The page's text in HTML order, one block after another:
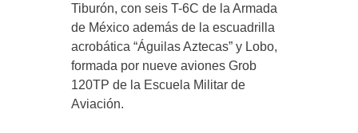
Tiburón, con seis T-6C de la Armada
de México además de la escuadrilla
acrobática “Águilas Aztecas” y Lobo,
formada por nueve aviones Grob
120TP de la Escuela Militar de
Aviación.